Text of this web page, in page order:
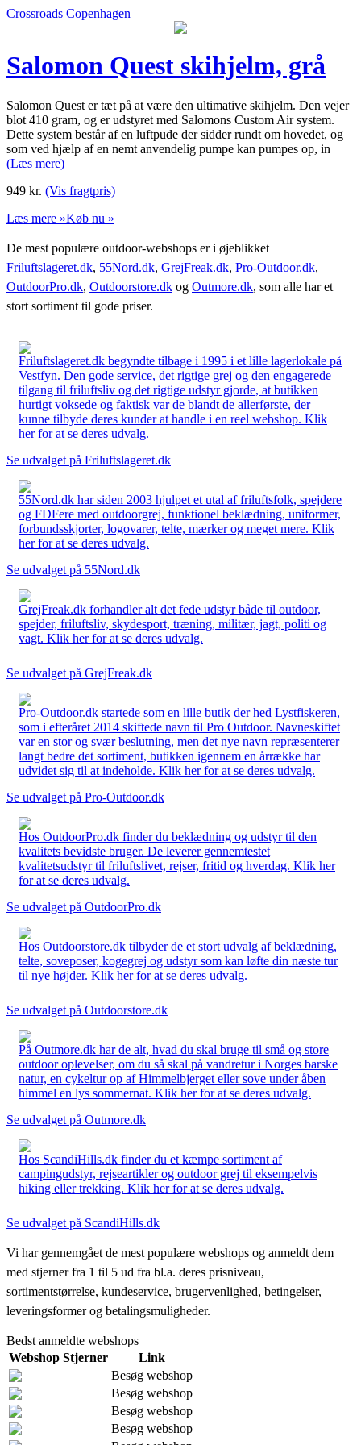
Crossroads Copenhagen
Salomon Quest skihjelm, grå
Salomon Quest er tæt på at være den ultimative skihjelm. Den vejer
blot 410 gram, og er udstyret med Salomons Custom Air system.
Dette system består af en luftpude der sidder rundt om hovedet, og
som ved hjælp af en nemt anvendelig pumpe kan pumpes op, in
(Læs mere)
949 kr. (Vis fragtpris)
Læs mere »Køb nu »
De mest populære outdoor-webshops er i øjeblikket
Friluftslageret.dk, 55Nord.dk, GrejFreak.dk, Pro-Outdoor.dk,
OutdoorPro.dk, Outdoorstore.dk og Outmore.dk, som alle har et
stort sortiment til gode priser.
Friluftslageret.dk begyndte tilbage i 1995 i et lille lagerlokale på
Vestfyn. Den gode service, det rigtige grej og den engagerede
tilgang til friluftsliv og det rigtige udstyr gjorde, at butikken
hurtigt voksede og faktisk var de blandt de allerførste, der
kunne tilbyde deres kunder at handle i en reel webshop. Klik
her for at se deres udvalg.
Se udvalget på Friluftslageret.dk
55Nord.dk har siden 2003 hjulpet et utal af friluftsfolk, spejdere
og FDFere med outdoorgrej, funktionel beklædning, uniformer,
forbundsskjorter, logovarer, telte, mærker og meget mere. Klik
her for at se deres udvalg.
Se udvalget på 55Nord.dk
GrejFreak.dk forhandler alt det fede udstyr både til outdoor,
spejder, friluftsliv, skydesport, træning, militær, jagt, politi og
vagt. Klik her for at se deres udvalg.
Se udvalget på GrejFreak.dk
Pro-Outdoor.dk startede som en lille butik der hed Lystfiskeren,
som i efteråret 2014 skiftede navn til Pro Outdoor. Navneskiftet
var en stor og svær beslutning, men det nye navn repræsenterer
langt bedre det sortiment, butikken igennem en årrække har
udvidet sig til at indeholde. Klik her for at se deres udvalg.
Se udvalget på Pro-Outdoor.dk
Hos OutdoorPro.dk finder du beklædning og udstyr til den
kvalitets bevidste bruger. De leverer gennemtestet
kvalitetsudstyr til friluftslivet, rejser, fritid og hverdag. Klik her
for at se deres udvalg.
Se udvalget på OutdoorPro.dk
Hos Outdoorstore.dk tilbyder de et stort udvalg af beklædning,
telte, soveposer, kogegrej og udstyr som kan løfte din næste tur
til nye højder. Klik her for at se deres udvalg.
Se udvalget på Outdoorstore.dk
På Outmore.dk har de alt, hvad du skal bruge til små og store
outdoor oplevelser, om du så skal på vandretur i Norges barske
natur, en cykeltur op af Himmelbjerget eller sove under åben
himmel en lys sommernat. Klik her for at se deres udvalg.
Se udvalget på Outmore.dk
Hos ScandiHills.dk finder du et kæmpe sortiment af
campingudstyr, rejseartikler og outdoor grej til eksempelvis
hiking eller trekking. Klik her for at se deres udvalg.
Se udvalget på ScandiHills.dk
Vi har gennemgået de mest populære webshops og anmeldt dem
med stjerner fra 1 til 5 ud fra bl.a. deres prisniveau,
sortimentstørrelse, kundeservice, brugervenlighed, betingelser,
leveringsformer og betalingsmuligheder.
Bedst anmeldte webshops
Webshop Stjerner
Link
Besøg webshop
Besøg webshop
Besøg webshop
Besøg webshop